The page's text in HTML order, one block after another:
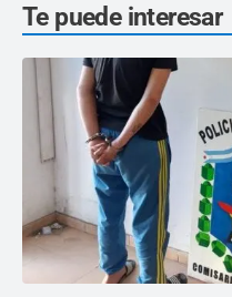
Te puede interesar